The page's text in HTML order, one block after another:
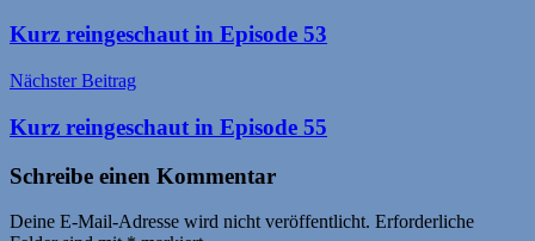
Kurz reingeschaut in Episode 53
Nächster Beitrag
Kurz reingeschaut in Episode 55
Schreibe einen Kommentar
Deine E-Mail-Adresse wird nicht veröffentlicht. Erforderliche